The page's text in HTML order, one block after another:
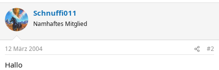
Schnuffi011
Namhaftes Mitglied
12 März 2004 #2
Hallo